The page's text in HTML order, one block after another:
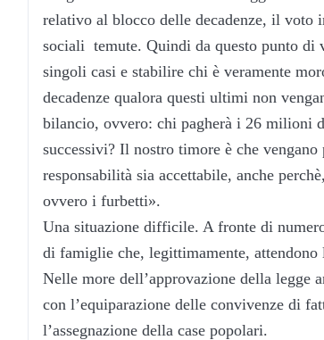
relativo al blocco delle decadenze, il voto
sociali temute. Quindi da questo punto di
singoli casi e stabilire chi è veramente
decadenze qualora questi ultimi non
bilancio, ovvero: chi pagherà i 26 milioni
successivi? Il nostro timore è che
responsabilità sia accettabile, anche
ovvero i furbetti».
Una situazione difficile. A fronte di
di famiglie che, legittimamente, attendono
Nelle more dell’approvazione della legge
con l’equiparazione delle convivenze di
l’assegnazione della case popolari.